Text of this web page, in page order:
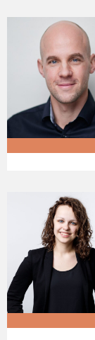
Meer
weten?
Neem
gerust
contact
op
een
van
Spijker